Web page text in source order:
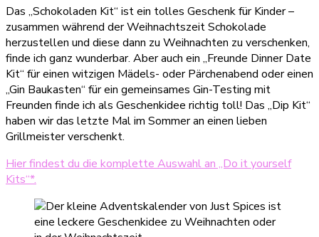
Das „Schokoladen Kit“ ist ein tolles Geschenk für Kinder –
zusammen während der Weihnachtszeit Schokolade
herzustellen und diese dann zu Weihnachten zu verschenken,
finde ich ganz wunderbar. Aber auch ein „Freunde Dinner Date
Kit“ für einen witzigen Mädels- oder Pärchenabend oder einen
„Gin Baukasten“ für ein gemeinsames Gin-Testing mit
Freunden finde ich als Geschenkidee richtig toll! Das „Dip Kit“
haben wir das letzte Mal im Sommer an einen lieben
Grillmeister verschenkt.
Hier findest du die komplette Auswahl an „Do it yourself
Kits“*.